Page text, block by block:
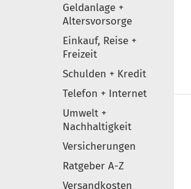
Geldanlage +
Altersvorsorge
Einkauf, Reise +
Freizeit
Schulden + Kredit
Telefon + Internet
Umwelt +
Nachhaltigkeit
Versicherungen
Ratgeber A-Z
Versandkosten